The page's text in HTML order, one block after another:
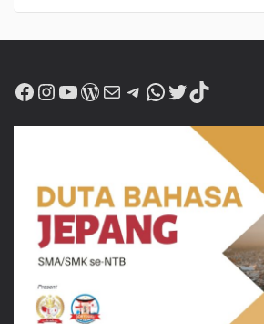
Facebook
Instagram
YouTube
WordPress
MailTelegram
WhatsApp
Twitter
TikTok